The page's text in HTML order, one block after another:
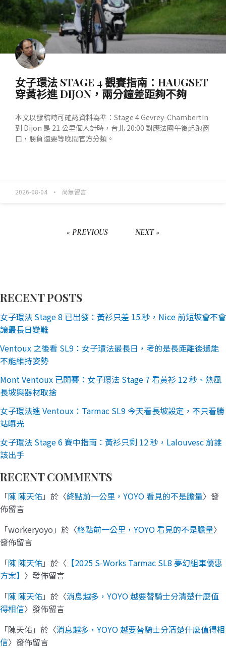
女子環法 STAGE 4 觀賽指南：HAUGSET
穿黃衫進 DIJON，兩分鐘差距夠不夠
本文以發稿時可確認資料為準：Stage 4 Gevrey-Chambertin
到 Dijon 是 21 公里個人計時，台北 20:00 對應法國午後起跑窗
口，勝負還要等晚間官方分類。
2026-08-04 尚無留言
« PREVIOUS NEXT »
RECENT POSTS
女子環法 Stage 8 已出發：黃衫只差 15 秒，Nice 前短坡會不會
讓最長日變難
Ventoux 之後看 SL9：女子環法最長日，考的是長距離後還能
不能維持姿勢
Mont Ventoux 已開賽：女子環法 Stage 7 看黃衫 12 秒、熱風
長坡與器材取捨
女子環法進 Ventoux：Tarmac SL9 今天看長坡設定，不只看勝
站曝光
女子環法 Stage 6 賽中指南：黃衫只剩 12 秒，Lalouvesc 前誰
該出手
RECENT COMMENTS
「陳 陳天佑」於〈終點前一公里，YOYO 看見的不是膽量〉發
佈留言
「workeryoyo 」於〈終點前一公里，YOYO 看見的不是膽量〉
發佈留言
「陳 陳天佑」於〈 【2025 S-Works Tarmac SL8 夢幻組車優惠
方案】 〉發佈留言
「陳 陳天佑」於〈消息越多，YOYO 越要替騎士分清楚什麼值
得相信〉發佈留言
「陳天佑」於〈消息越多，YOYO 越要替騎士分清楚什麼值得相
信〉發佈留言